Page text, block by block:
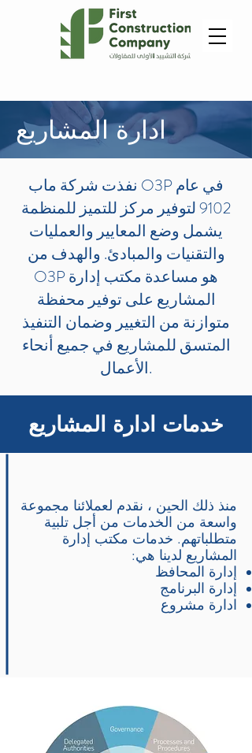
ادارة المشاريع
نفذت شركة ماب O3P في عام
9102 لتوفير مركز للتميز للمنظمة
يشمل وضع المعايير والعمليات
والتقنيات والمبادئ. والهدف من
O3P هو مساعدة مكتب إدارة
المشاريع على توفير محفظة
متوازنة من التغيير وضمان التنفيذ
المتسق للمشاريع في جميع أنحاء
الأعمال.
خدمات ادارة المشاريع
منذ ذلك الحين ، نقدم لعملائنا مجموعة
واسعة من الخدمات من أجل تلبية
متطلباتهم. خدمات مكتب إدارة
المشاريع لدينا هي:
إدارة المحافظ
إدارة البرنامج
ادارة مشروع